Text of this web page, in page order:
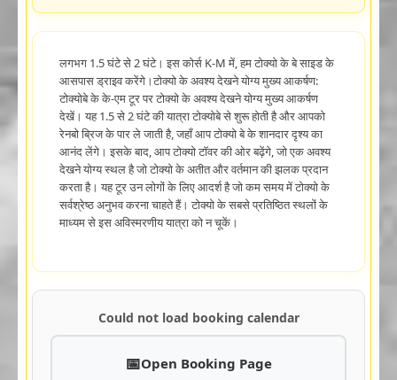
लगभग 1.5 घंटे से 2 घंटे। इस कोर्स K-M में, हम टोक्यो के बे साइड के
आसपास ड्राइव करेंगे।टोक्यो के अवश्य देखने योग्य मुख्य आकर्षण:
टोक्योबे के के-एम टूर पर टोक्यो के अवश्य देखने योग्य मुख्य आकर्षण
देखें। यह 1.5 से 2 घंटे की यात्रा टोक्योबे से शुरू होती है और आपको
रेनबो ब्रिज के पार ले जाती है, जहाँ आप टोक्यो बे के शानदार दृश्य का
आनंद लेंगे। इसके बाद, आप टोक्यो टॉवर की ओर बढ़ेंगे, जो एक अवश्य
देखने योग्य स्थल है जो टोक्यो के अतीत और वर्तमान की झलक प्रदान
करता है। यह टूर उन लोगों के लिए आदर्श है जो कम समय में टोक्यो के
सर्वश्रेष्ठ अनुभव करना चाहते हैं। टोक्यो के सबसे प्रतिष्ठित स्थलों के
माध्यम से इस अविस्मरणीय यात्रा को न चूकें।
Could not load booking calendar
Open Booking Page